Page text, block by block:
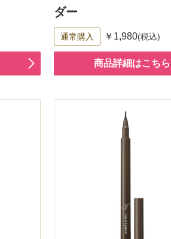
ダー
通常購入 ￥1,980(税込)
商品詳細はこちら